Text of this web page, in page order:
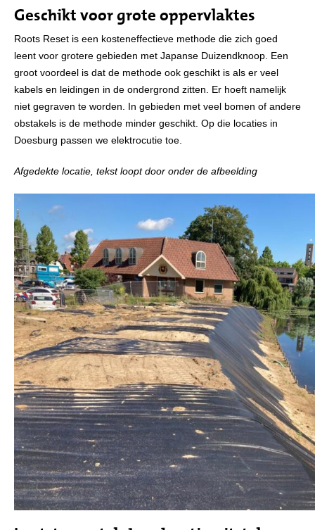
Geschikt voor grote oppervlaktes
Roots Reset is een kosteneffectieve methode die zich goed
leent voor grotere gebieden met Japanse Duizendknoop. Een
groot voordeel is dat de methode ook geschikt is als er veel
kabels en leidingen in de ondergrond zitten. Er hoeft namelijk
niet gegraven te worden. In gebieden met veel bomen of andere
obstakels is de methode minder geschikt. Op die locaties in
Doesburg passen we elektrocutie toe.
Afgedekte locatie, tekst loopt door onder de afbeelding